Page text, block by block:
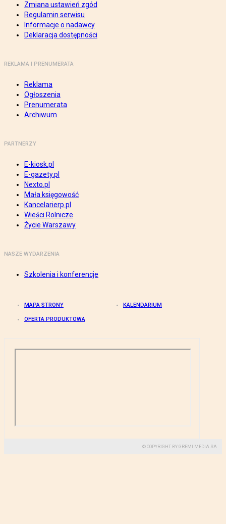
Zmiana ustawień zgód
Regulamin serwisu
Informacje o nadawcy
Deklaracja dostępności
REKLAMA I PRENUMERATA
Reklama
Ogłoszenia
Prenumerata
Archiwum
PARTNERZY
E-kiosk.pl
E-gazety.pl
Nexto.pl
Mała księgowość
Kancelarierp.pl
Wieści Rolnicze
Życie Warszawy
NASZE WYDARZENIA
Szkolenia i konferencje
MAPA STRONY KALENDARIUM
OFERTA PRODUKTOWA
© COPYRIGHT BY GREMI MEDIA SA